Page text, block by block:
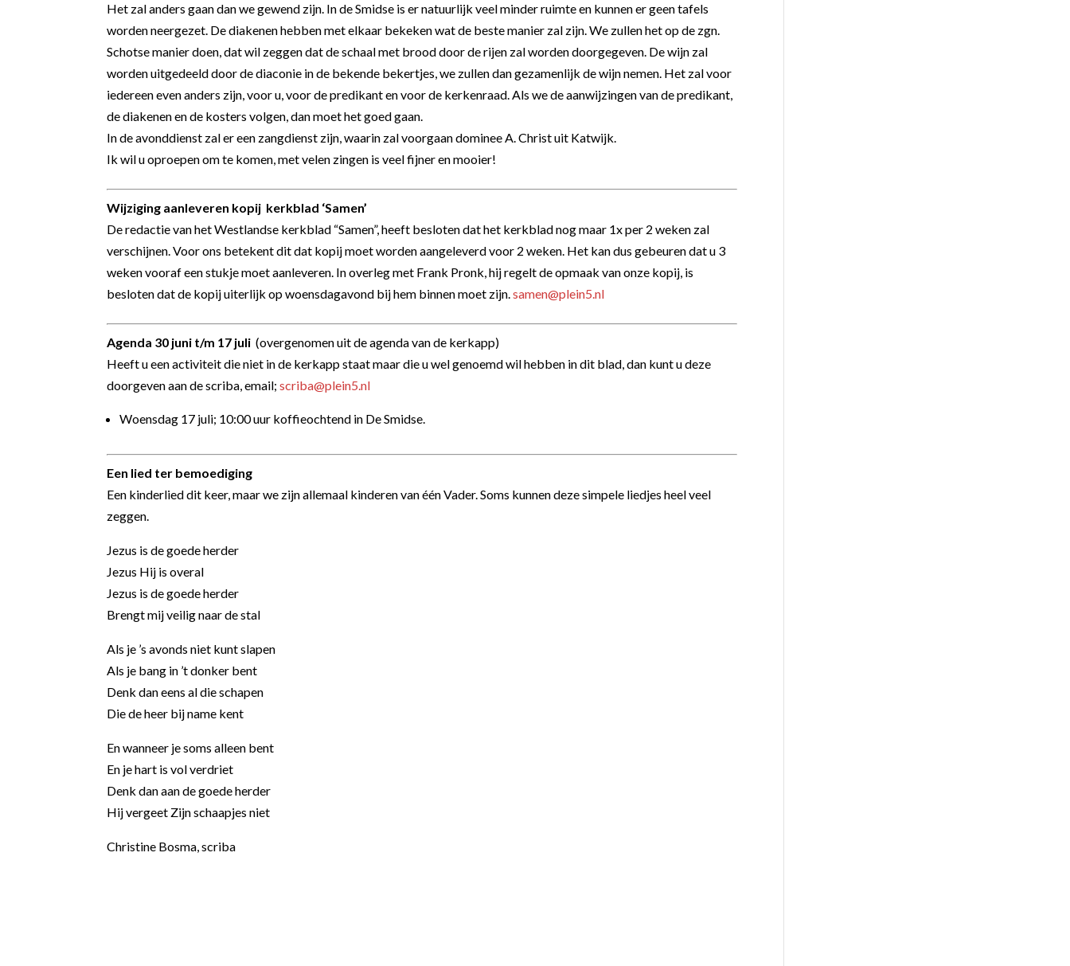
Het zal anders gaan dan we gewend zijn. In de Smidse is er natuurlijk veel minder ruimte en kunnen er geen tafels
worden neergezet. De diakenen hebben met elkaar bekeken wat de beste manier zal zijn. We zullen het op de zgn.
Schotse manier doen, dat wil zeggen dat de schaal met brood door de rijen zal worden doorgegeven. De wijn zal
worden uitgedeeld door de diaconie in de bekende bekertjes, we zullen dan gezamenlijk de wijn nemen. Het zal voor
iedereen even anders zijn, voor u, voor de predikant en voor de kerkenraad. Als we de aanwijzingen van de predikant,
de diakenen en de kosters volgen, dan moet het goed gaan.
In de avonddienst zal er een zangdienst zijn, waarin zal voorgaan dominee A. Christ uit Katwijk.
Ik wil u oproepen om te komen, met velen zingen is veel fijner en mooier!
Wijziging aanleveren kopij kerkblad ‘Samen’
De redactie van het Westlandse kerkblad “Samen”, heeft besloten dat het kerkblad nog maar 1x per 2 weken zal
verschijnen.Voor ons betekent dit dat kopij moet worden aangeleverd voor 2 weken. Het kan dus gebeuren dat u 3
weken vooraf een stukje moet aanleveren. In overleg met Frank Pronk, hij regelt de opmaak van onze kopij, is
besloten dat de kopij uiterlijk op woensdagavond bij hem binnen moet zijn.samen@plein5.nl
Agenda 30 juni t/m 17 juli (overgenomen uit de agenda van de kerkapp)
Heeft u een activiteit die niet in de kerkapp staat maar die u wel genoemd wil hebben in dit blad, dan kunt u deze
doorgeven aan de scriba, email;scriba@plein5.nl
Woensdag 17 juli; 10:00 uur koffieochtend in De Smidse.
Een lied ter bemoediging
Een kinderlied dit keer, maar we zijn allemaal kinderen van één Vader.Soms kunnen deze simpele liedjes heel veel
zeggen.
Jezus is de goede herder
Jezus Hij is overal
Jezus is de goede herder
Brengt mij veilig naar de stal
Als je ’s avonds niet kunt slapen
Als je bang in ’t donker bent
Denk dan eens al die schapen
Die de heer bij name kent
En wanneer je soms alleen bent
En je hart is vol verdriet
Denk dan aan de goede herder
Hij vergeet Zijn schaapjes niet
Christine Bosma, scriba